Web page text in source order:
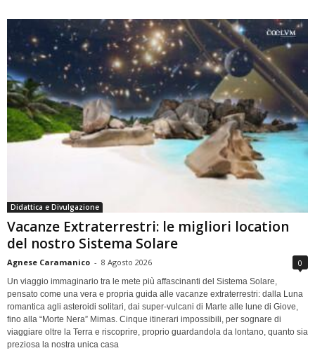
Didattica e Divulgazione
Vacanze Extraterrestri: le migliori location
del nostro Sistema Solare
Agnese Caramanico - 8 Agosto 2026 0
Un viaggio immaginario tra le mete più affascinanti del Sistema Solare,
pensato come una vera e propria guida alle vacanze extraterrestri: dalla Luna
romantica agli asteroidi solitari, dai super-vulcani di Marte alle lune di Giove,
fino alla “Morte Nera” Mimas. Cinque itinerari impossibili, per sognare di
viaggiare oltre la Terra e riscoprire, proprio guardandola da lontano, quanto sia
preziosa la nostra unica casa